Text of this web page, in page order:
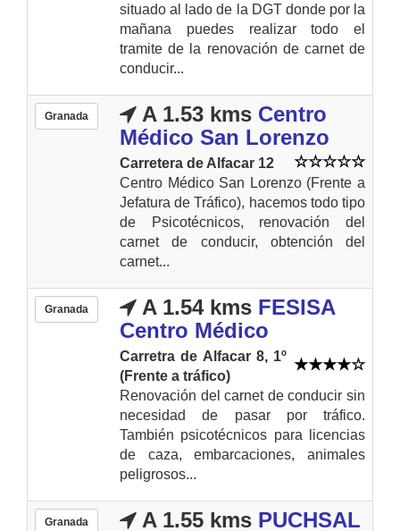
situado al lado de la DGT donde por la
mañana puedes realizar todo el
tramite de la renovación de carnet de
conducir...
Granada A 1.53 kms Centro
Médico San Lorenzo
Carretera de Alfacar 12
Centro Médico San Lorenzo (Frente a
Jefatura de Tráfico), hacemos todo tipo
de Psicotécnicos, renovación del
carnet de conducir, obtención del
carnet...
Granada A 1.54 kms FESISA
Centro Médico
Carretra de Alfacar 8, 1º
(Frente a tráfico)
Renovación del carnet de conducir sin
necesidad de pasar por tráfico.
También psicotécnicos para licencias
de caza, embarcaciones, animales
peligrosos...
Granada A 1.55 kms PUCHSAL